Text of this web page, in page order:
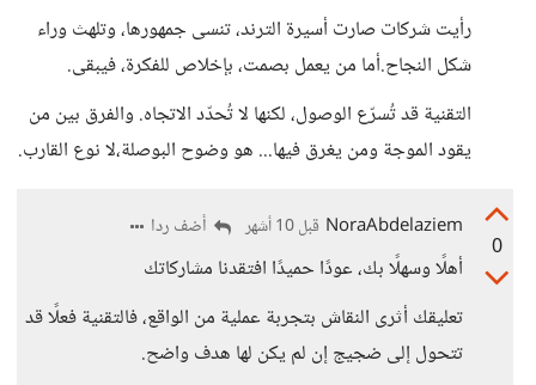
رأيت شركات صارت أسيرة الترند، تنسى جمهورها، وتلهث وراء
شكل النجاح.أما من يعمل بصمت، بإخلاص للفكرة، فيبقى.
التقنية قد تُسرّع الوصول، لكنها لا تُحدّد الاتجاه. والفرق بين من
يقود الموجة ومن يغرق فيها... هو وضوح البوصلة،لا نوع القارب.
0
NoraAbdelaziem قبل 10 أشهر أضف ردا
أهلًا وسهلًا بك، عودًا حميدًا افتقدنا مشاركاتك
تعليقك أثرى النقاش بتجربة عملية من الواقع، فالتقنية فعلًا قد
تتحول إلى ضجيج إن لم يكن لها هدف واضح.